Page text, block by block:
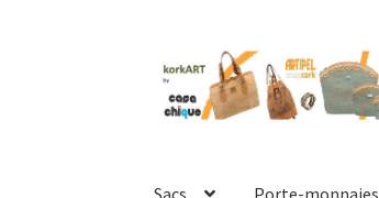
la
au
contenu
Sacs Porte-monnaies